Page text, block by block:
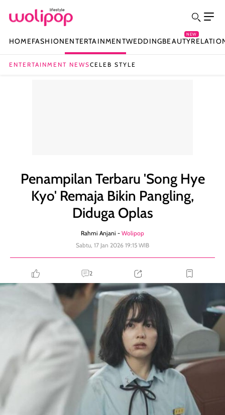
HOMEFASHIONENTERTAINMENTWEDDINGBEAUTY
NEW
ENTERTAINMENT NEWSCELEB STYLE
Penampilan Terbaru 'Song Hye
Kyo' Remaja Bikin Pangling,
Diduga Oplas
Rahmi Anjani - Wolipop
Sabtu, 17 Jan 2026 19:15 WIB
2